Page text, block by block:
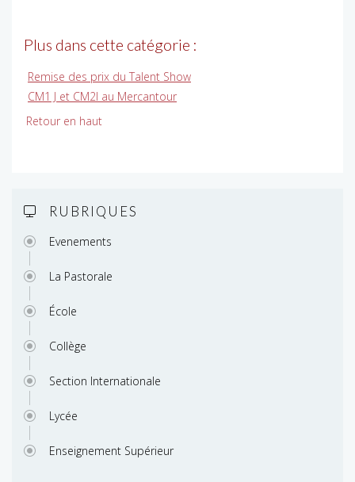
Plus dans cette catégorie :
Remise des prix du Talent Show
CM1 J et CM2I au Mercantour
Retour en haut
RUBRIQUES
Evenements
La Pastorale
École
Collège
Section Internationale
Lycée
Enseignement Supérieur